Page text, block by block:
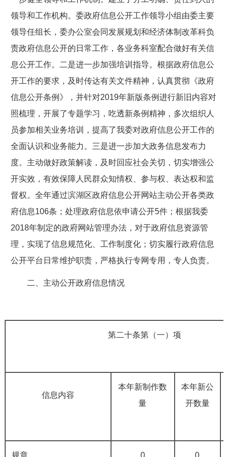
领导和工作机构。委政府信息公开工作领导小组由委主要
领导任组长，委办公室会同发展规划和经济体制改革科负
责政府信息公开的日常工作，各业务科室配合做好有关信
息公开工作。二是进一步加强培训指导。根据政府信息公
开工作的要求，及时传达有关文件精神，认真贯彻《政府
信息公开条例》，并针对2019年新版条例进行新旧内容对
照梳理，开展了专题学习，吃透新条例精神，多次组织人
员参加相关业务培训，提高了我委对政府信息公开工作的
全面认识和业务能力。三是进一步加大政务信息发布力
度。主动做好政策解读，及时回应社会关切，切实增强公
开实效，有效保障人民群众知情权、参与权、表达权和监
督权。全年通过滨湖区政府信息公开网站主动公开各类政
府信息106条；处理政府信息依申请公开5件；根据我委
2018年制定的政府网站管理办法，对于政府信息资源管
理，实现了信息规范化、工作制度化；切实履行政府信息
公开平台日常维护职责，严格执行专网专用，专人负责。
二、主动公开政府信息情况
第二十条第（一）项
信息内容
本年新制作数
量
本年新公
开数量
规章 0 0